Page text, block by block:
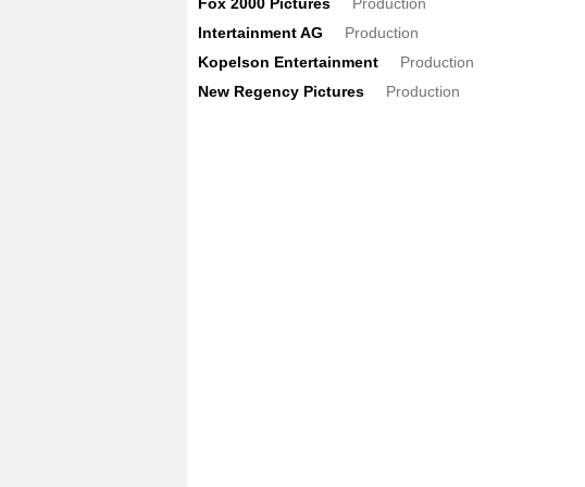
Intertainment AG
Production
Kopelson Entertainment
Production
New Regency Pictures
Production